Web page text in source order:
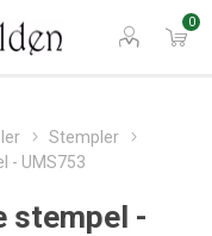
0
Stempler
- UMS753
stempel -